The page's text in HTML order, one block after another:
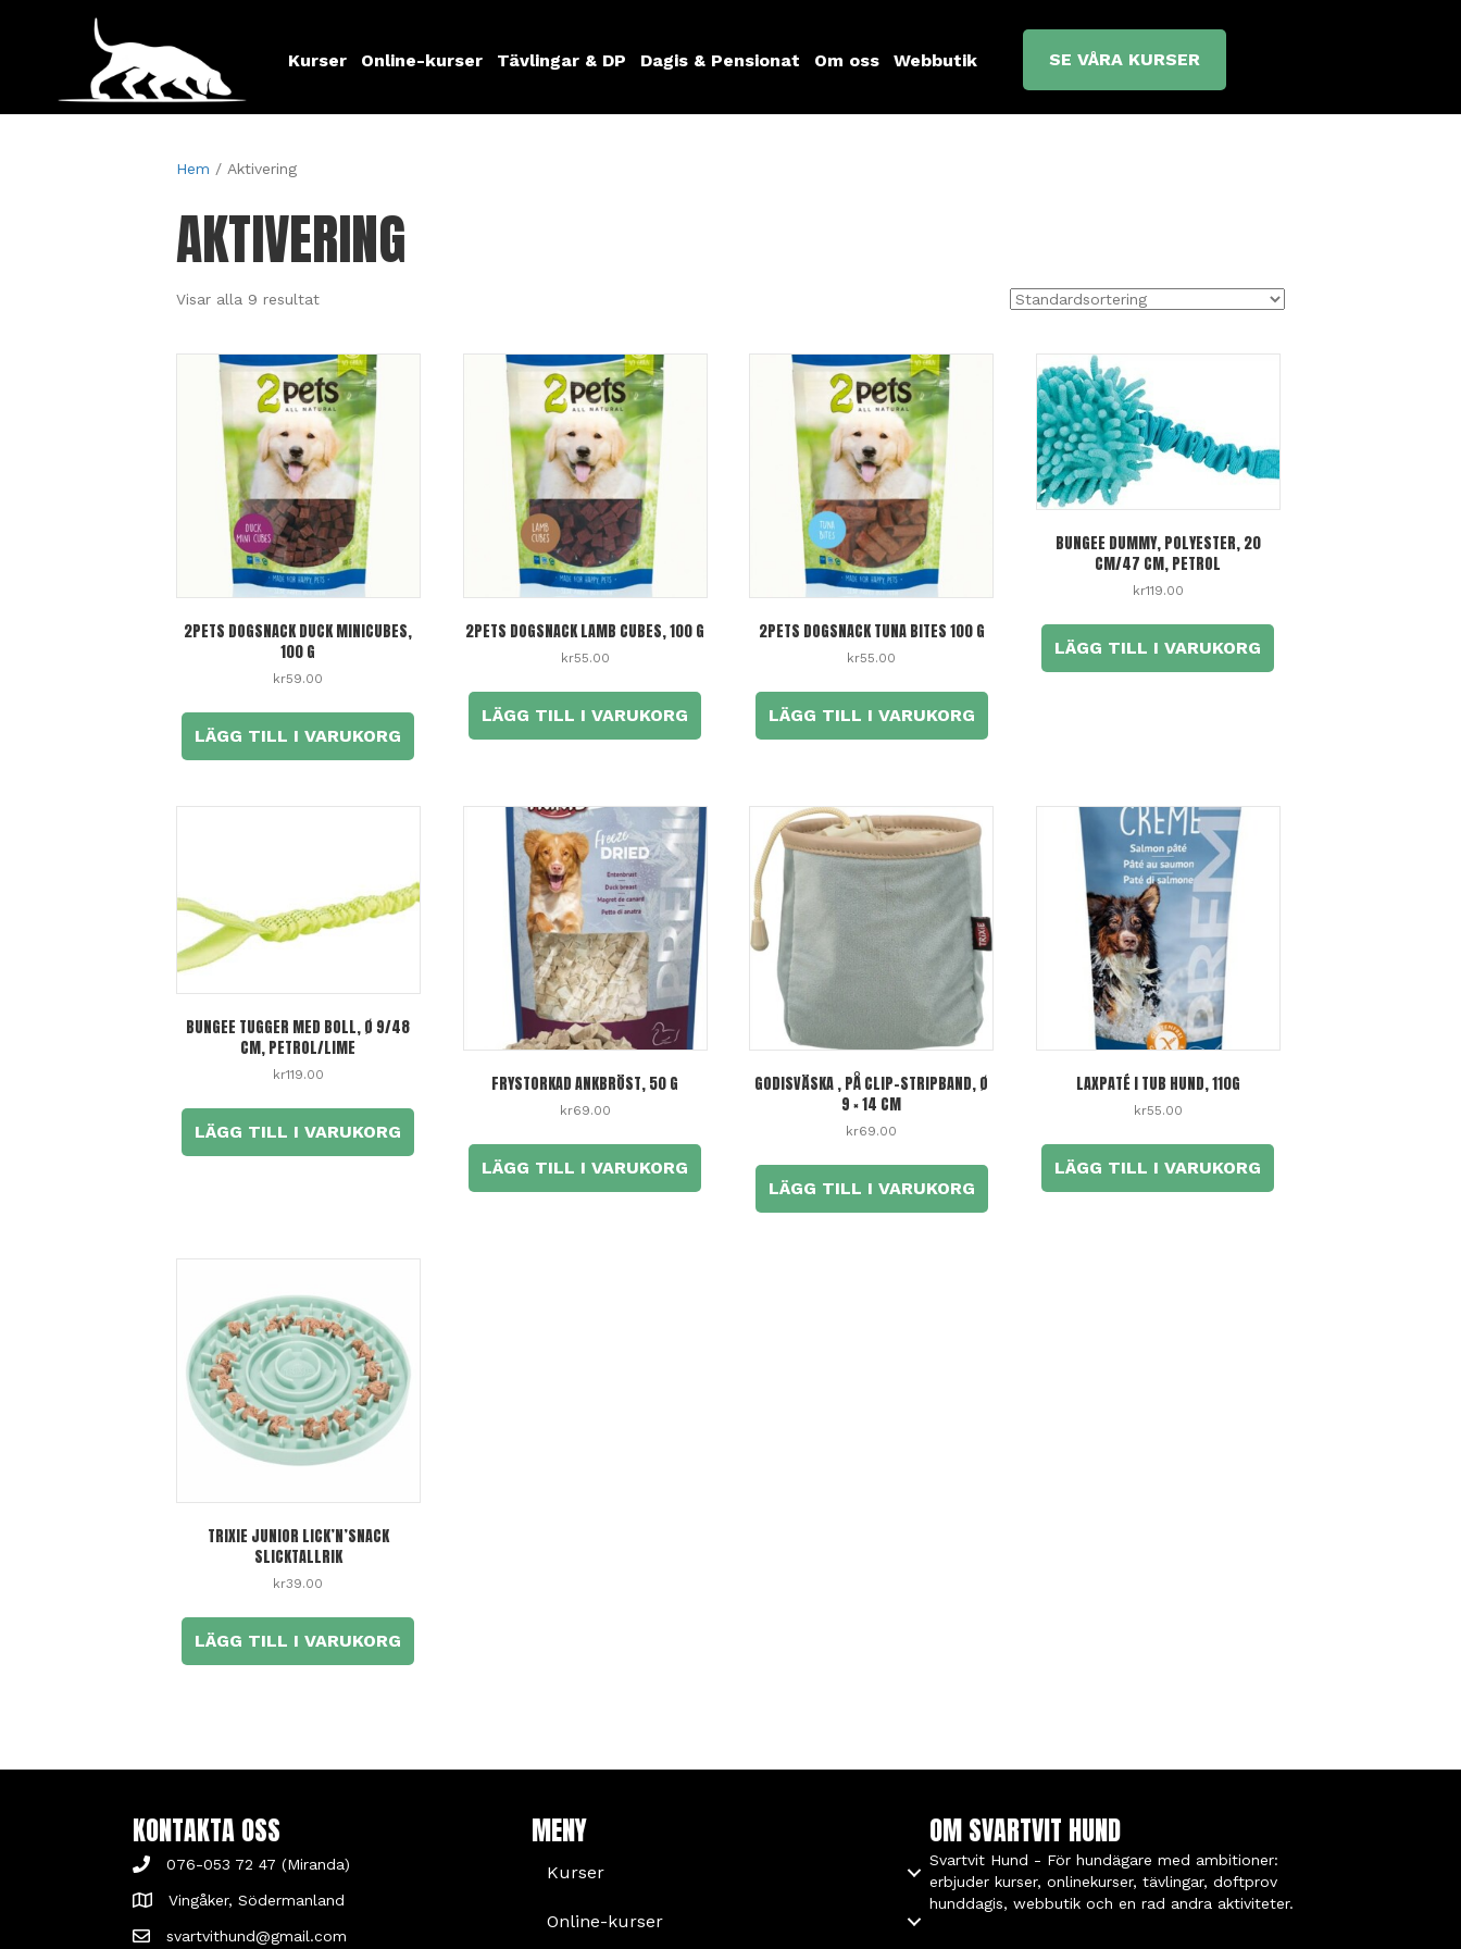
Kurser Online-kurser Tävlingar & DP Dagis & Pensionat Om oss Webbutik SE VÅRA KURSER
Hem / Aktivering
AKTIVERING
Visar alla 9 resultat
2PETS DOGSNACK DUCK MINICUBES,
100 G
kr59.00
LÄGG TILL I VARUKORG
2PETS DOGSNACK LAMB CUBES, 100 G
kr55.00
LÄGG TILL I VARUKORG
2PETS DOGSNACK TUNA BITES 100 G
kr55.00
LÄGG TILL I VARUKORG
BUNGEE DUMMY, POLYESTER, 20
CM/47 CM, PETROL
kr119.00
LÄGG TILL I VARUKORG
BUNGEE TUGGER MED BOLL, Ø 9/48
CM, PETROL/LIME
kr119.00
LÄGG TILL I VARUKORG
FRYSTORKAD ANKBRÖST, 50 G
kr69.00
LÄGG TILL I VARUKORG
GODISVÄSKA , PÅ CLIP-STRIPBAND, Ø
9 × 14 CM
kr69.00
LÄGG TILL I VARUKORG
LAXPATÉ I TUB HUND, 110G
kr55.00
LÄGG TILL I VARUKORG
TRIXIE JUNIOR LICK’N’SNACK
SLICKTALLRIK
kr39.00
LÄGG TILL I VARUKORG
KONTAKTA OSS
076-053 72 47 (Miranda)
Vingåker, Södermanland
svartvithund@gmail.com
MENY
Kurser
Online-kurser
OM SVARTVIT HUND
Svartvit Hund - För hundägare med ambitioner:
erbjuder kurser, onlinekurser, tävlingar, doftprov
hunddagis, webbutik och en rad andra aktiviteter.